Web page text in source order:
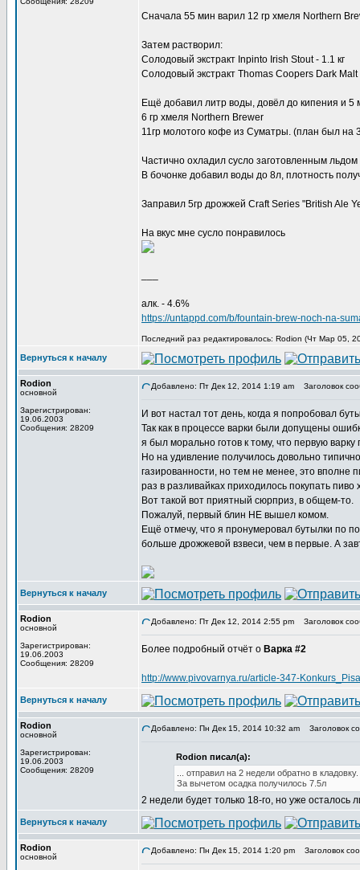
Сначала 55 мин варил 12 гр хмеля Northern
Затем растворил:
Солодовый экстракт Inpinto Irish Stout - 1.1 кг
Солодовый экстракт Thomas Coopers Dark Malt
Ещё добавил литр воды, довёл до кипения и 5
6 гр хмеля Northern Brewer
11гр молотого кофе из Суматры. (план был на
Частично охладил сусло заготовленным
В бочонке добавил воды до 8л, плотность
Заправил 5гр дрожжей Craft Series "British Ale
На вкус мне сусло понравилось
алк. - 4.6%
https://untappd.com/b/fountain-brew-noch-na-
Последний раз редактировалось: Rodion (Чт Мар 05,
Вернуться к началу
Rodion
основной
Зарегистрирован:
19.06.2003
Сообщения: 28209
Добавлено: Пт Дек 12, 2014 1:19 am Заголовок
И вот настал тот день, когда я попробовал
Так как в процессе варки были допущены
я был морально готов к тому, что первую
Но на удивление получилось довольно
газированности, но тем не менее, это вполне
раз в разливайках приходилось покупать
Вот такой вот приятный сюрприз, в общем-то.
Пожалуй, первый блин НЕ вышел комом.
Ещё отмечу, что я пронумеровал бутылки по
больше дрожжевой взвеси, чем в первые. А
Вернуться к началу
Rodion
основной
Зарегистрирован:
19.06.2003
Сообщения: 28209
Добавлено: Пт Дек 12, 2014 2:55 pm Заголовок
Более подробный отчёт о Варка #2
http://www.pivovarnya.ru/article-347-
Вернуться к началу
Rodion
основной
Зарегистрирован:
19.06.2003
Сообщения: 28209
Добавлено: Пн Дек 15, 2014 10:32 am Заголовок
Rodion писал(а):
... отправил на 2 недели обратно в кладовку.
За вычетом осадка получилось 7.5л
2 недели будет только 18-го, но уже осталось
Вернуться к началу
Rodion
основной
Добавлено: Пн Дек 15, 2014 1:20 pm Заголовок